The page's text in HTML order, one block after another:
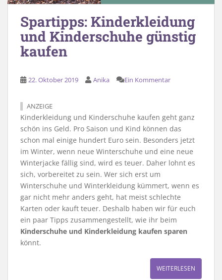
Spartipps: Kinderkleidung
und Kinderschuhe günstig
kaufen
22. Oktober 2019 Anika Ein Kommentar
ANZEIGE
Kinderkleidung und Kinderschuhe kaufen geht ganz
schön ins Geld. Pro Saison und Kind können das
schon mal einige hundert Euro sein. Besonders jetzt
im Winter, wenn neue Winterschuhe und eine neue
Winterjacke fällig sind, wird es teuer. Daher lohnt es
sich, vorbereitet zu sein. Wer sich erst um
Winterschuhe und Winterkleidung kümmert, wenn es
gar nicht mehr anders geht, hat meist schlechte
Karten oder kauft teuer. Deshalb haben wir für euch
ein paar Tipps zusammengestellt, wie ihr beim
Kinderschuhe und Kinderkleidung kaufen sparen
könnt.
WEITERLESEN